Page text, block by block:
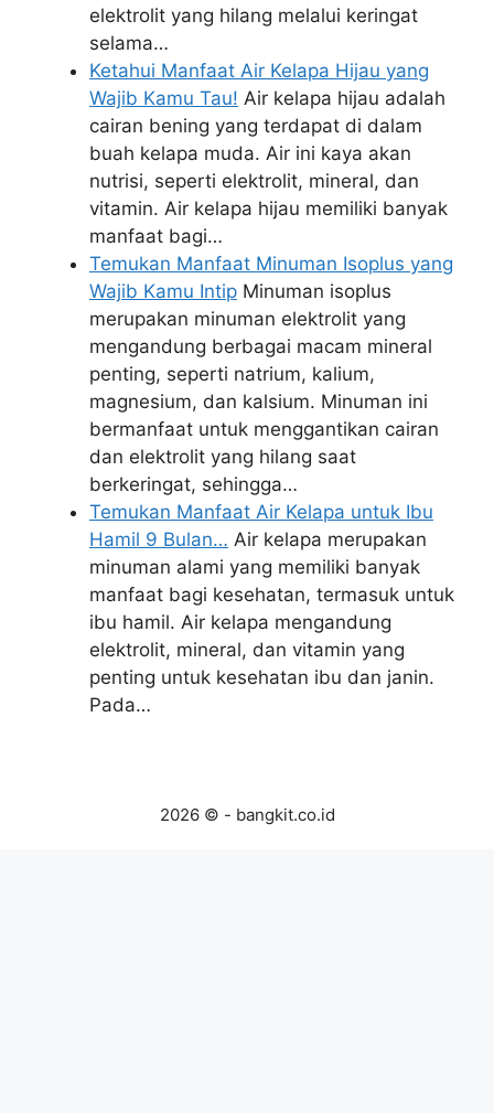
elektrolit yang hilang melalui keringat
selama…
Ketahui Manfaat Air Kelapa Hijau yang
Wajib Kamu Tau! Air kelapa hijau adalah
cairan bening yang terdapat di dalam
buah kelapa muda. Air ini kaya akan
nutrisi, seperti elektrolit, mineral, dan
vitamin. Air kelapa hijau memiliki banyak
manfaat bagi…
Temukan Manfaat Minuman Isoplus yang
Wajib Kamu Intip Minuman isoplus
merupakan minuman elektrolit yang
mengandung berbagai macam mineral
penting, seperti natrium, kalium,
magnesium, dan kalsium. Minuman ini
bermanfaat untuk menggantikan cairan
dan elektrolit yang hilang saat
berkeringat, sehingga…
Temukan Manfaat Air Kelapa untuk Ibu
Hamil 9 Bulan… Air kelapa merupakan
minuman alami yang memiliki banyak
manfaat bagi kesehatan, termasuk untuk
ibu hamil. Air kelapa mengandung
elektrolit, mineral, dan vitamin yang
penting untuk kesehatan ibu dan janin.
Pada…
2026 © - bangkit.co.id